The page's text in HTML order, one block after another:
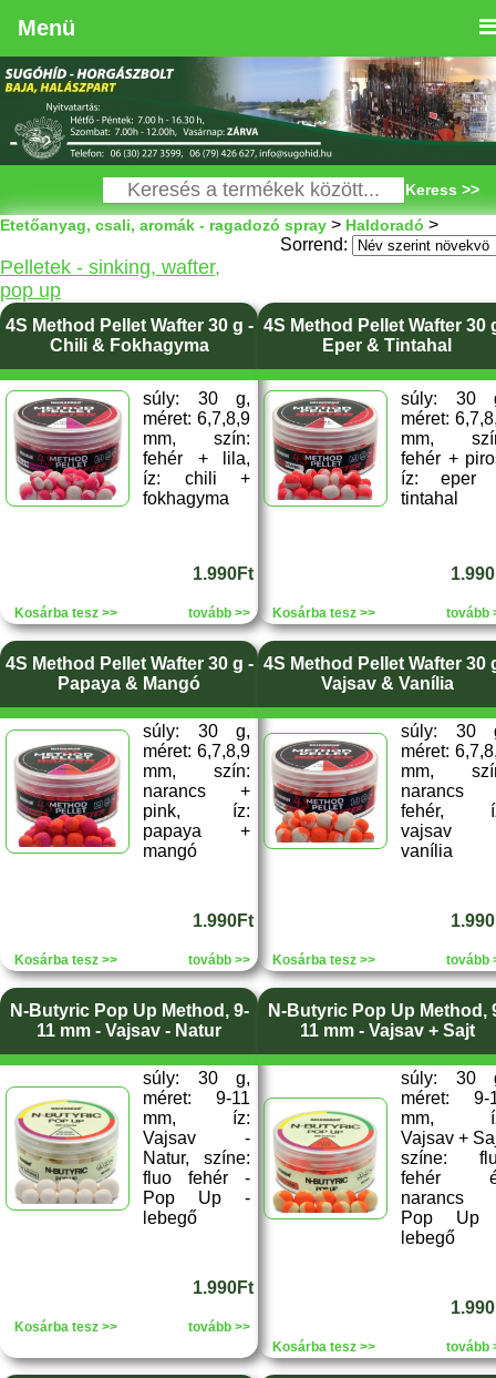
Menü
Keress >>
Etetőanyag, csali, aromák - ragadozó spray > Haldoradó >
Sorrend:
Pelletek - sinking, wafter,
pop up
4S Method Pellet Wafter 30 g -
Chili & Fokhagyma
súly: 30 g,
méret: 6,7,8,9
mm, szín:
fehér + lila,
íz: chili +
fokhagyma
1.990Ft
Kosárba tesz >> tovább >>
4S Method Pellet Wafter 30
Eper & Tintahal
súly: 30
méret:
mm,
fehér +
íz: eper
tintahal
Kosárba tesz >> tovább
4S Method Pellet Wafter 30 g -
Papaya & Mangó
súly: 30 g,
méret: 6,7,8,9
mm, szín:
narancs +
pink, íz:
papaya +
mangó
1.990Ft
Kosárba tesz >> tovább >>
4S Method Pellet Wafter 30
Vajsav & Vanília
súly: 30
méret:
mm,
narancs
fehér,
vajsav
vanília
Kosárba tesz >> tovább
N-Butyric Pop Up Method, 9-
11 mm - Vajsav - Natur
súly: 30 g,
méret: 9-11
mm, íz:
Vajsav -
Natur, színe:
fluo fehér -
Pop Up -
lebegő
1.990Ft
Kosárba tesz >> tovább >>
N-Butyric Pop Up Method,
11 mm - Vajsav + Sajt
súly: 30
méret: 9-
mm,
Vajsav +
színe:
fehér
narancs
Pop Up
lebegő
Kosárba tesz >> tovább